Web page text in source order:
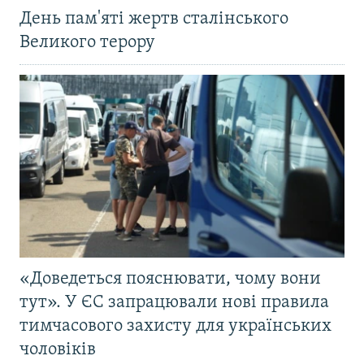
День пам'яті жертв сталінського
Великого терору
«Доведеться пояснювати, чому вони
тут». У ЄС запрацювали нові правила
тимчасового захисту для українських
чоловіків